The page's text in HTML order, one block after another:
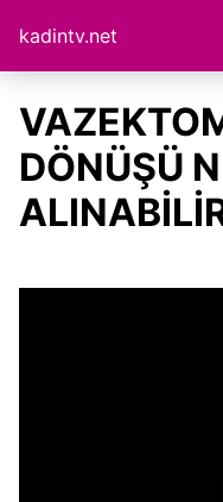
kadintv.net
DÖNÜŞÜ